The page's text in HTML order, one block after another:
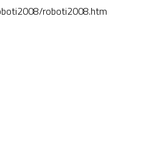
roboti2008.htm